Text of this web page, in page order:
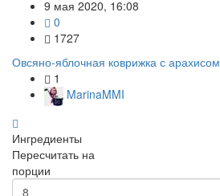
9 мая 2020, 16:08
0
1727
Овсяно-яблочная коврижка с арахисом
1
MarinaMMI
Ингредиенты
Пересчитать на
порции